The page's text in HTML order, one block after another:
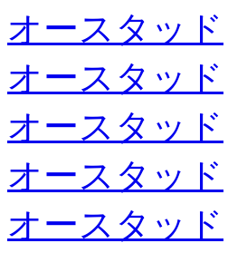
オースタッド
オースタッド
オースタッド
オースタッド
オースタッド